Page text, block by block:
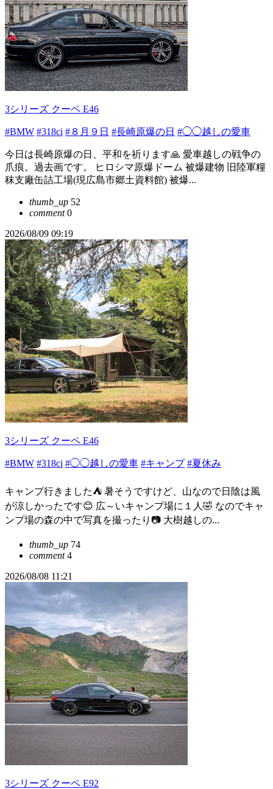
3シリーズ クーペ E46
#BMW #318ci #８月９日 #長崎原爆の日 #◯◯越しの愛車
今日は長崎原爆の日、平和を祈ります🙏 愛車越しの戦争の
爪痕。過去画です。 ヒロシマ原爆ドーム 被爆建物 旧陸軍糧
秣支廠缶詰工場(現広島市郷土資料館) 被爆...
thumb_up 52
comment0
2026/08/09 09:19
3シリーズ クーペ E46
#BMW #318ci #◯◯越しの愛車 #キャンプ #夏休み
キャンプ行きました⛺ 暑そうですけど、山なので日陰は風
が涼しかったです😊 広～いキャンプ場に１人🤣 なのでキャ
ンプ場の森の中で写真を撮ったり📷 大樹越しの...
thumb_up 74
comment4
2026/08/08 11:21
3シリーズ クーペ E92